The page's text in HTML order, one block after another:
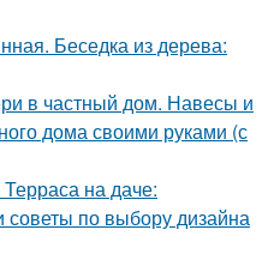
Беседка из дерева:
в частный дом. Навесы и
дома своими руками (с
на даче:
советы по выбору дизайна